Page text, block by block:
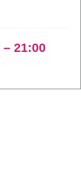
21:00